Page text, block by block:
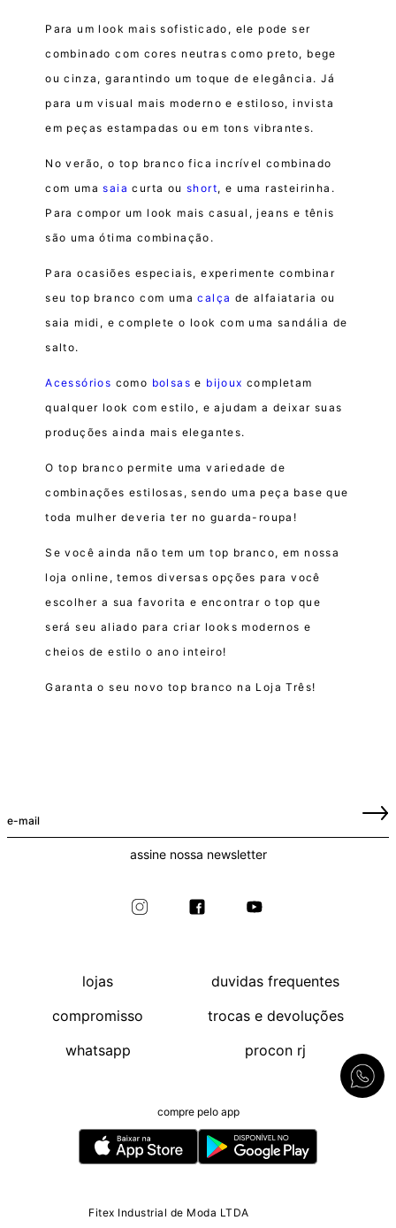
Para um look mais sofisticado, ele pode ser
combinado com cores neutras como preto, bege
ou cinza, garantindo um toque de elegância. Já
para um visual mais moderno e estiloso, invista
em peças estampadas ou em tons vibrantes.
No verão, o top branco fica incrível combinado
com umasaia curta oushort, e uma rasteirinha.
Para compor um look mais casual, jeans e tênis
são uma ótima combinação.
Para ocasiões especiais, experimente combinar
seu top branco com umacalça de alfaiataria ou
saia midi, e complete o look com uma sandália de
salto.
Acessórios como bolsas e bijoux completam
qualquer look com estilo, e ajudam a deixar suas
produções ainda mais elegantes.
O top branco permite uma variedade de
combinações estilosas, sendo uma peça base que
toda mulher deveria ter no guarda-roupa!
Se você ainda não tem um top branco, em nossa
loja online, temos diversas opções para você
escolher a sua favorita e encontrar o top que
será seu aliado para criar looks modernos e
cheios de estilo o ano inteiro!
Garanta o seu novo top branco na Loja Três!
assine nossa newsletter
lojas
compromisso
whatsapp
duvidas frequentes
trocas e devoluções
procon rj
compre pelo app
Fitex Industrial de Moda LTDA